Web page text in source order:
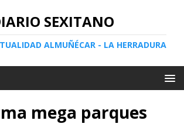
SEXITANO
ALMUÑÉCAR - LA HERRADURA
mega parques